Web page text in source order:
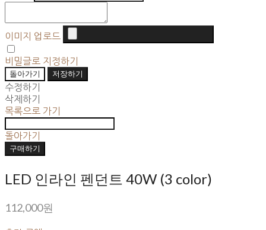
이미지 업로드
비밀글로 지정하기
돌아가기
저장하기
수정하기
삭제하기
목록으로 가기
돌아가기
구매하기
LED 인라인 펜던트 40W (3 color)
112,000원